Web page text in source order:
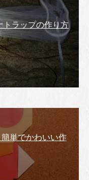
トラップの作り方
単でかわいい作